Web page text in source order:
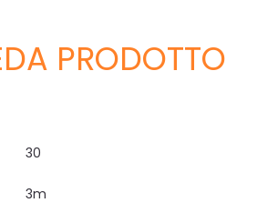
PRODOTTO
30
3m